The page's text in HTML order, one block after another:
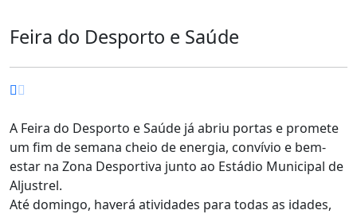
Feira do Desporto e Saúde
A Feira do Desporto e Saúde já abriu portas e promete
um fim de semana cheio de energia, convívio e bem-
estar na Zona Desportiva junto ao Estádio Municipal de
Aljustrel.
Até domingo, haverá atividades para todas as idades,